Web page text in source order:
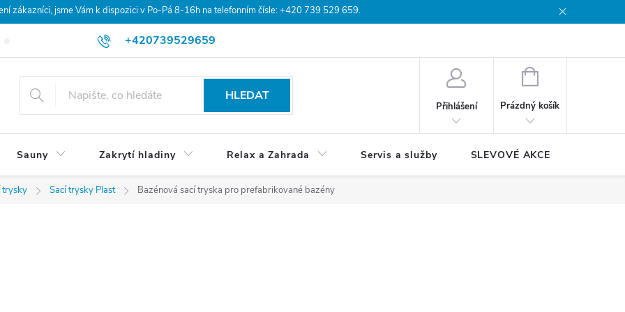
zákazníci, jsme Vám k dispozici v Po-Pá 8-16h na telefonním čísle: +420 739 529 659.
+420739529659
Hodnocení obchodu Doprava a platba
HLEDAT
Přihlášení
NÁKUPNÍ
Prázdný košík
Sauny Zakrytí hladiny Relax a Zahrada Servis a služby SLEVOVÉ AKCE
trysky Sací trysky Plast Bazénová sací tryska pro prefabrikované bazény